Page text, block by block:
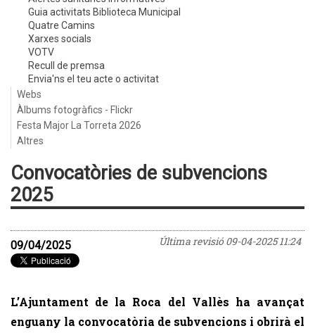
Guia activitats Biblioteca Municipal
Quatre Camins
Xarxes socials
VOTV
Recull de premsa
Envia'ns el teu acte o activitat
Webs
Àlbums fotogràfics - Flickr
Festa Major La Torreta 2026
Altres
Convocatòries de subvencions
2025
Última revisió09-04-2025 11:24
09/04/2025
L’Ajuntament de la Roca del Vallès ha avançat
enguany la convocatòria de subvencions i obrirà el